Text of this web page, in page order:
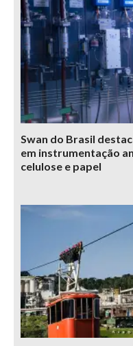
Swan do Brasil
em instrumentação
celulose e papel